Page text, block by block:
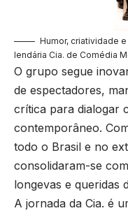
Humor, criatividade
lendária Cia. de Comédia
O grupo segue
de espectadores,
crítica para dialogar
contemporâneo.
todo o Brasil e no
consolidaram-se
longevas e queridas
A jornada da Cia. é